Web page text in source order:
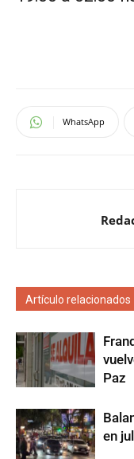
WhatsApp
Artículo relacionados
Paz
en